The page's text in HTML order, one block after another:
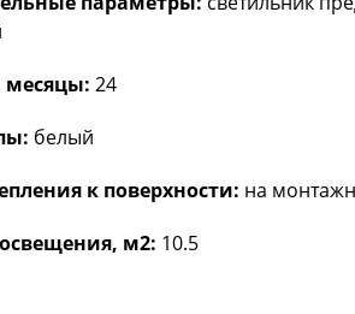
месяцы: 24
белый
к поверхности: на
м2: 10.5